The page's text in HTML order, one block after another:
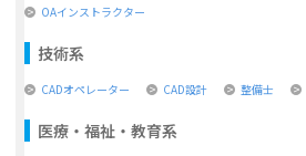
OAインストラクター
技術系
CADオペレーター CAD設計 整備士
医療・福祉・教育系